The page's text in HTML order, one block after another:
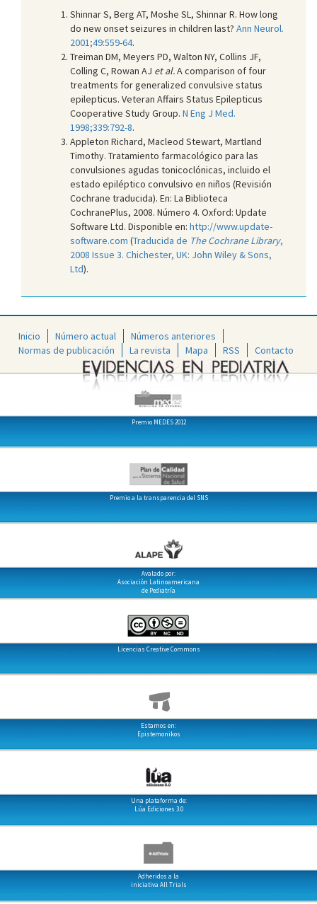
Shinnar S, Berg AT, Moshe SL, Shinnar R. How long
do new onset seizures in children last? Ann Neurol.
2001;49:559-64.
Treiman DM, Meyers PD, Walton NY, Collins JF,
Colling C, Rowan AJ et al.A comparison of four
treatments for generalized convulsive status
epilepticus. Veteran Affairs Status Epilepticus
Cooperative Study Group. N Eng J Med.
1998;339:792-8.
Appleton Richard, Macleod Stewart, Martland
Timothy. Tratamiento farmacológico para las
convulsiones agudas tonicoclónicas, incluido el
estado epiléptico convulsivo en niños (Revisión
Cochrane traducida). En: La Biblioteca
CochranePlus, 2008. Número 4. Oxford: Update
Software Ltd. Disponible en: http://www.update-
software.com (Traducida de The Cochrane Library,
2008 Issue 3. Chichester, UK: John Wiley & Sons,
Ltd).
Inicio Número actual
Números anteriores
Normas de publicación
La revista Mapa RSS Contacto
Premio MEDES 2012
Premio a la transparencia del SNS
Avalado por:
Asociación Latinoamericana
de Pediatría
Licencias Creative Commons
Estamos en:
Epistemonikos
Una plataforma de:
Lúa Ediciones 3.0
Adheridos a la
iniciativa All Trials